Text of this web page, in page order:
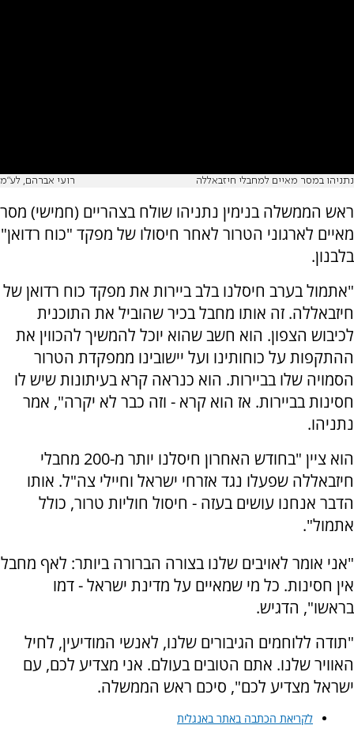
נתניהו במסר מאיים למחבלי חיזבאללה רועי אברהם, לע"מ
ראש הממשלה בנימין נתניהו שולח בצהריים (חמישי) מסר
מאיים לארגוני הטרור לאחר חיסולו של מפקד "כוח רדואן"
בלבנון.
"אתמול בערב חיסלנו בלב ביירות את מפקד כוח רדואן של
חיזבאללה. זה אותו מחבל בכיר שהוביל את התוכנית
לכיבוש הצפון. הוא חשב שהוא יוכל להמשיך להכווין את
ההתקפות על כוחותינו ועל יישובינו ממפקדת הטרור
הסמויה שלו בביירות. הוא כנראה קרא בעיתונות שיש לו
חסינות בביירות. אז הוא קרא - וזה כבר לא יקרה", אמר
נתניהו.
הוא ציין "בחודש האחרון חיסלנו יותר מ-200 מחבלי
חיזבאללה שפעלו נגד אזרחי ישראל וחיילי צה"ל. אותו
הדבר אנחנו עושים בעזה - חיסול חוליות טרור, כולל
אתמול".
"אני אומר לאויבים שלנו בצורה הברורה ביותר: לאף מחבל
אין חסינות. כל מי שמאיים על מדינת ישראל - דמו
בראשו", הדגיש.
"תודה ללוחמים הגיבורים שלנו, לאנשי המודיעין, לחיל
האוויר שלנו. אתם הטובים בעולם. אני מצדיע לכם, עם
ישראל מצדיע לכם", סיכם ראש הממשלה.
לקריאת הכתבה באתר באנגלית